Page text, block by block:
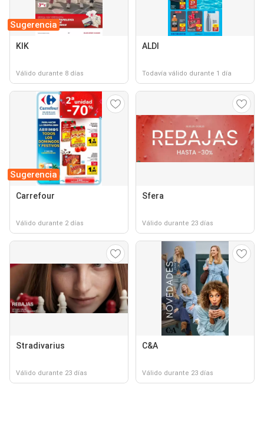
Sugerencia
KIK
Válido durante 8 días
ALDI
Todavía válido durante 1 día
Sugerencia
Carrefour
Válido durante 2 días
Sfera
Válido durante 23 días
Stradivarius
Válido durante 23 días
C&A
Válido durante 23 días